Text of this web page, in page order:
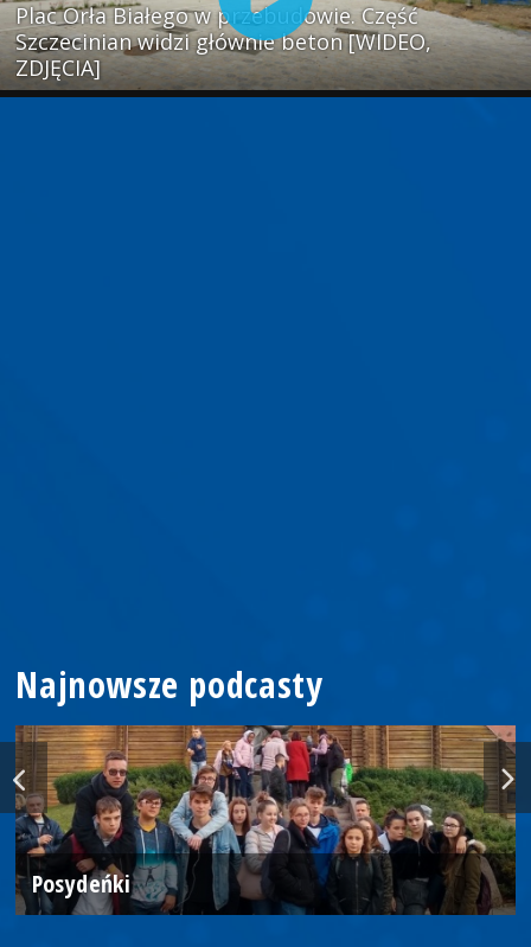
Plac Orła Białego w przebudowie. Część
Szczecinian widzi głównie beton [WIDEO,
ZDJĘCIA]
Najnowsze podcasty
Posydeńki